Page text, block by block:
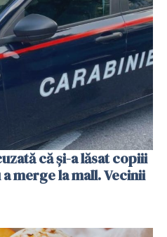
că și-a lăsat copiii
merge la mall. Vecinii